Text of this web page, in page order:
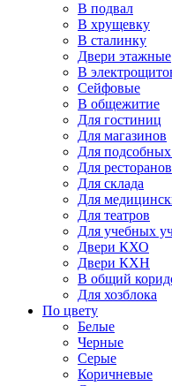
В подвал
В хрущевку
В сталинку
Двери этажные
В
Сейфовые
В общежитие
Для гостиниц
Для магазинов
Для
Для ресторанов
Для склада
Для
Для театров
Для учебных
Двери КХО
Двери КХН
В общий
Для хозблока
По цвету
Белые
Черные
Серые
Коричневые